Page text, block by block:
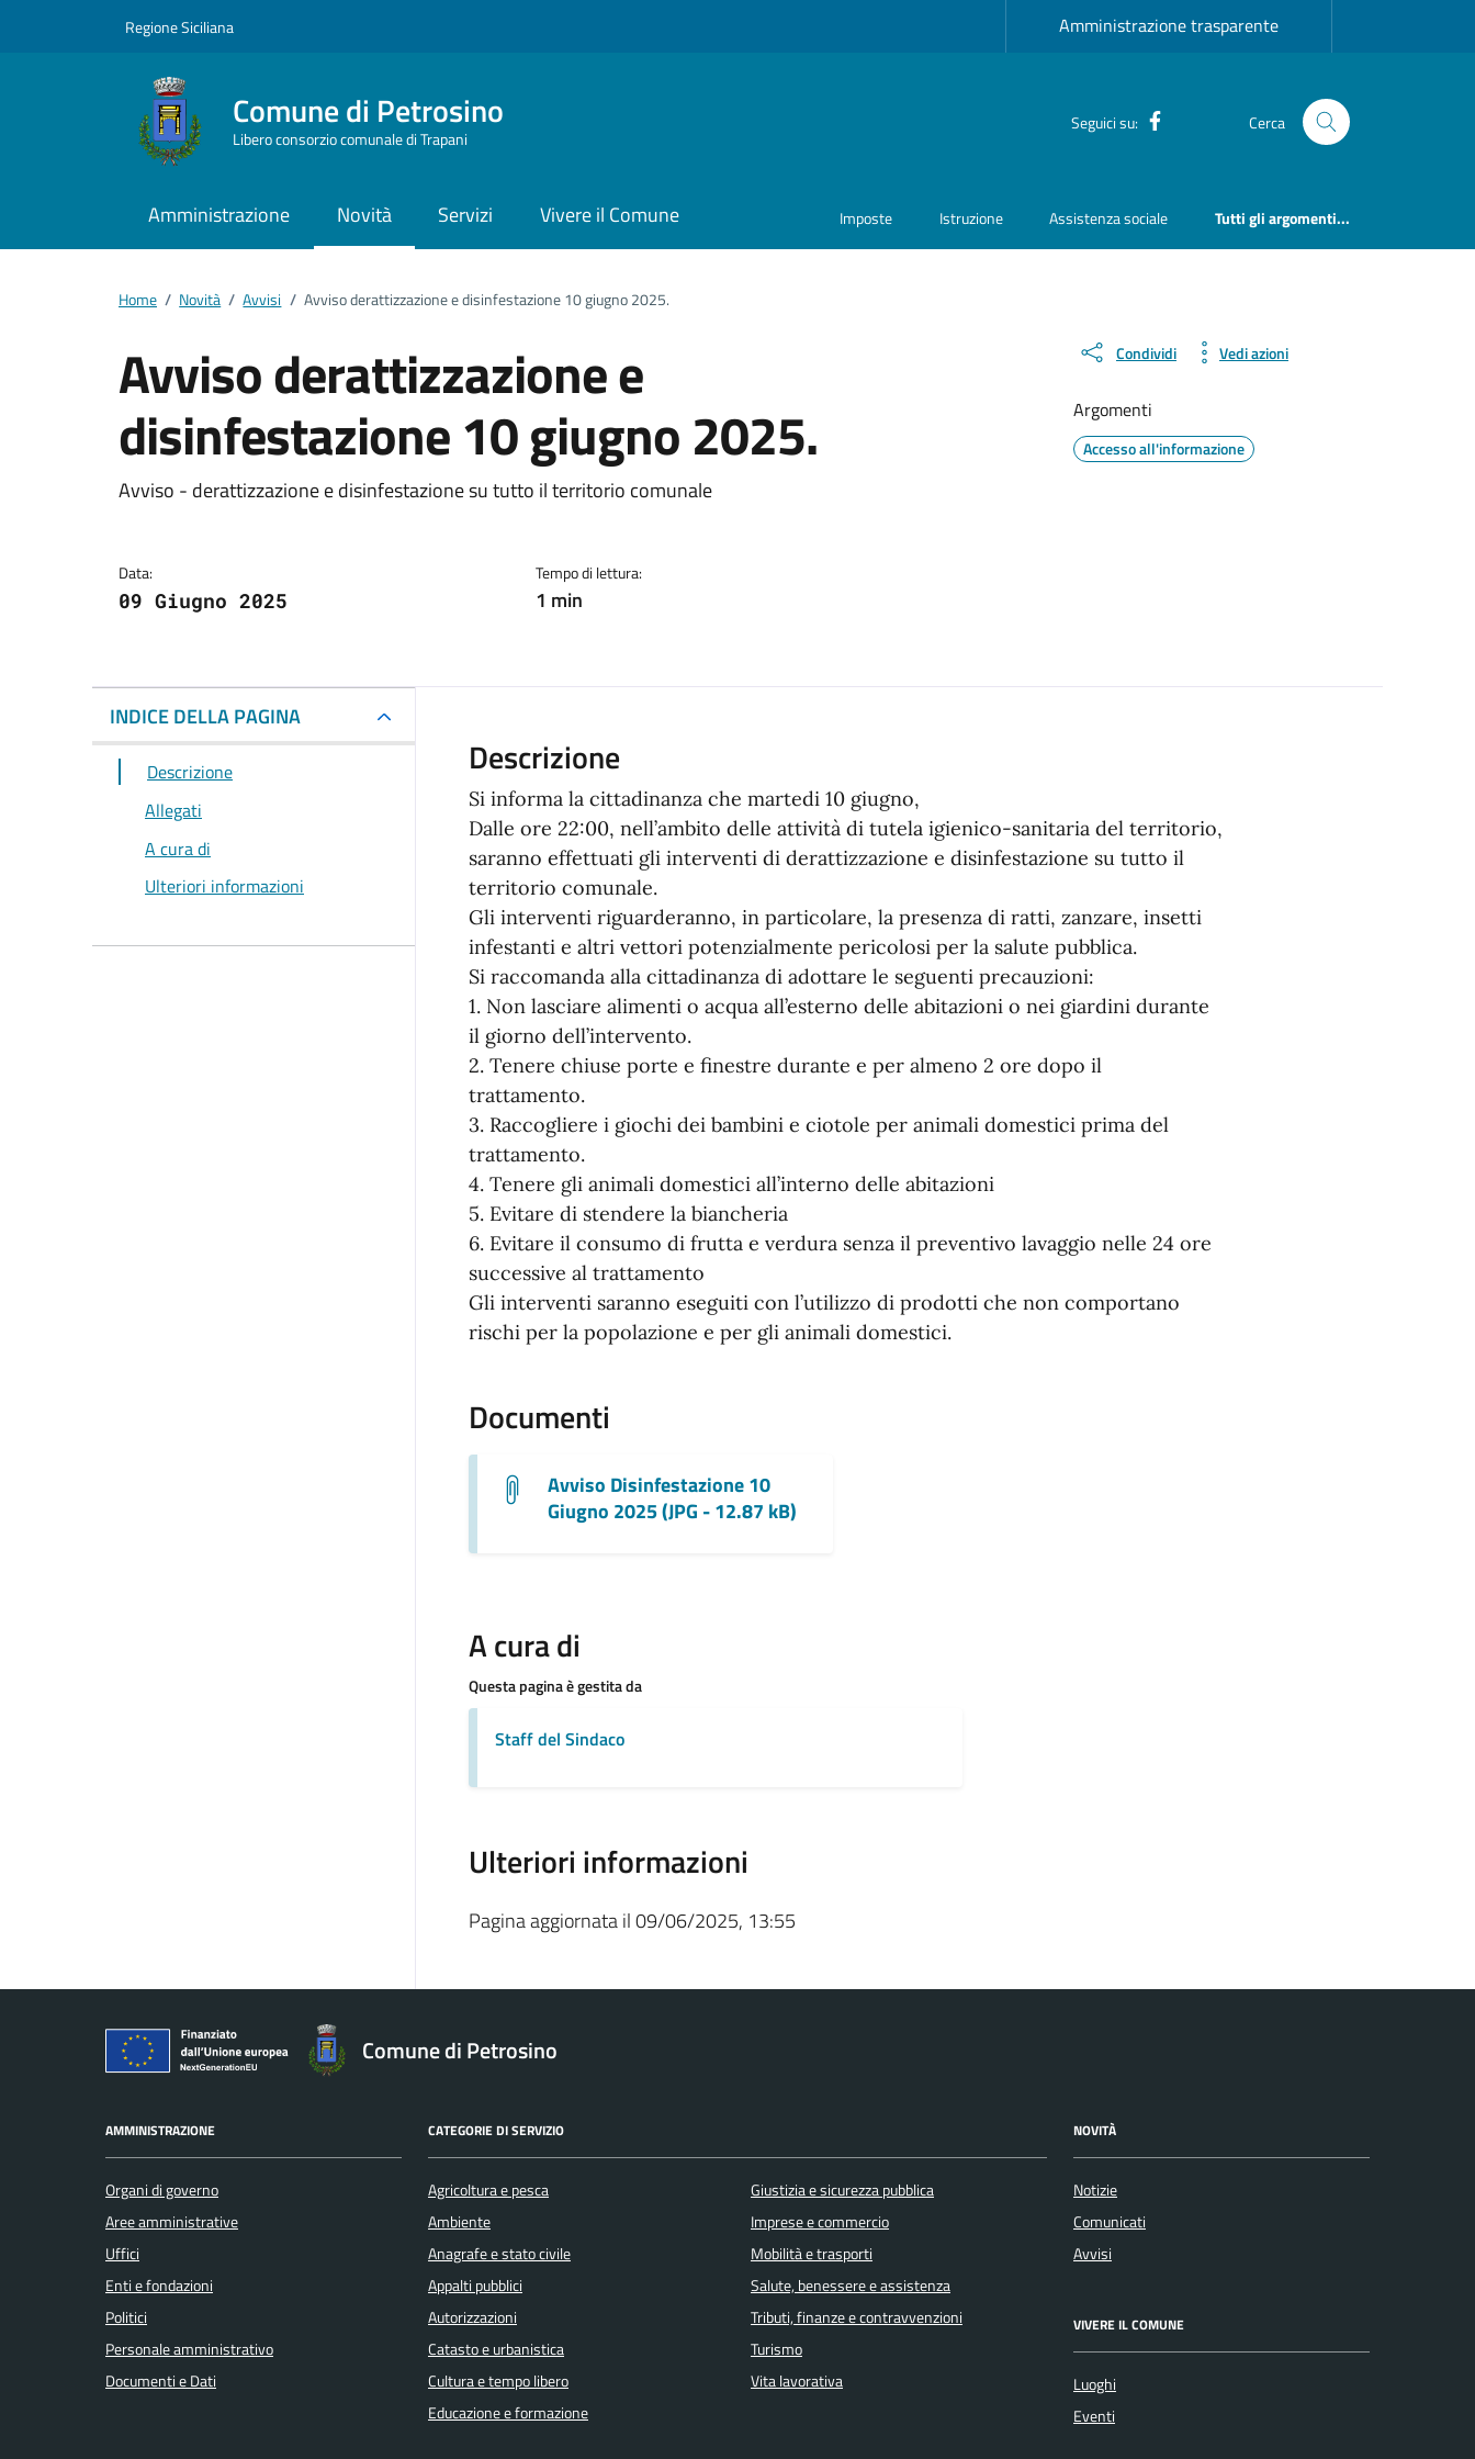
Regione Siciliana Amministrazione trasparente
Comune di Petrosino
Libero consorzio comunale di Trapani
Seguici su: Facebook Cerca
Amministrazione Novità Servizi Vivere il Comune Imposte Istruzione Assistenza sociale Tutti gli argomenti...
Home / Novità / Avvisi / Avviso derattizzazione e disinfestazione 10 giugno 2025.
Avviso derattizzazione e
disinfestazione 10 giugno 2025.
Dettagli della notizia
Avviso - derattizzazione e disinfestazione su tutto il territorio comunale
Data:
09 Giugno 2025
Tempo di lettura:
1 min
Condividi Vedi azioni
Argomenti
Accesso all'informazione
INDICE DELLA PAGINA
Descrizione
Allegati
A cura di
Ulteriori informazioni
Descrizione
Si informa la cittadinanza che martedi 10 giugno,
Dalle ore 22:00, nell’ambito delle attività di tutela igienico-sanitaria del territorio,
saranno effettuati gli interventi di derattizzazione e disinfestazione su tutto il
territorio comunale.
Gli interventi riguarderanno, in particolare, la presenza di ratti, zanzare, insetti
infestanti e altri vettori potenzialmente pericolosi per la salute pubblica.
Si raccomanda alla cittadinanza di adottare le seguenti precauzioni:
1. Non lasciare alimenti o acqua all’esterno delle abitazioni o nei giardini durante
il giorno dell’intervento.
2. Tenere chiuse porte e finestre durante e per almeno 2 ore dopo il
trattamento.
3. Raccogliere i giochi dei bambini e ciotole per animali domestici prima del
trattamento.
4. Tenere gli animali domestici all’interno delle abitazioni
5. Evitare di stendere la biancheria
6. Evitare il consumo di frutta e verdura senza il preventivo lavaggio nelle 24 ore
successive al trattamento
Gli interventi saranno eseguiti con l’utilizzo di prodotti che non comportano
rischi per la popolazione e per gli animali domestici.
Documenti
Avviso Disinfestazione 10
Giugno 2025 (JPG - 12.87 kB)
A cura di
Questa pagina è gestita da
Staff del Sindaco
Ulteriori informazioni
Pagina aggiornata il 09/06/2025, 13:55
Comune di Petrosino
AMMINISTRAZIONE
Organi di governo
Aree amministrative
Uffici
Enti e fondazioni
Politici
Personale amministrativo
Documenti e Dati
CATEGORIE DI SERVIZIO
Agricoltura e pesca
Ambiente
Anagrafe e stato civile
Appalti pubblici
Autorizzazioni
Catasto e urbanistica
Cultura e tempo libero
Educazione e formazione
Giustizia e sicurezza pubblica
Imprese e commercio
Mobilità e trasporti
Salute, benessere e assistenza
Tributi, finanze e contravvenzioni
Turismo
Vita lavorativa
NOVITÀ
Notizie
Comunicati
Avvisi
VIVERE IL COMUNE
Luoghi
Eventi